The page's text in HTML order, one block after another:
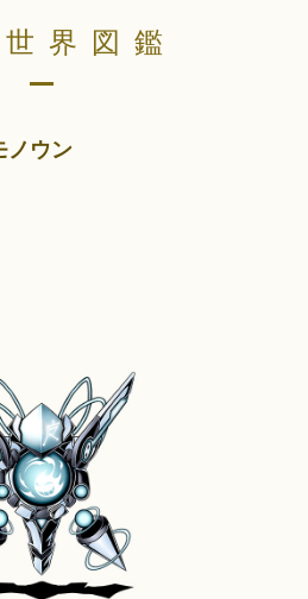
界図鑑
ノウン